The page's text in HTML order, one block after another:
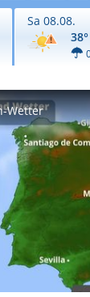
Sa 08.08.
38°
Wetter